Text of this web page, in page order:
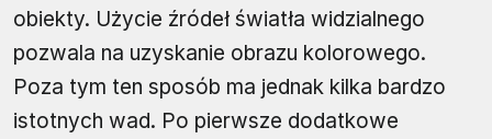
obiekty. Użycie źródeł światła widzialnego
pozwala na uzyskanie obrazu kolorowego.
Poza tym ten sposób ma jednak kilka bardzo
istotnych wad. Po pierwsze dodatkowe